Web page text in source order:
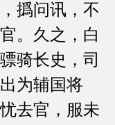
撝问讯，不
。久之，白
骑长史，司
为辅国将
去官，服未